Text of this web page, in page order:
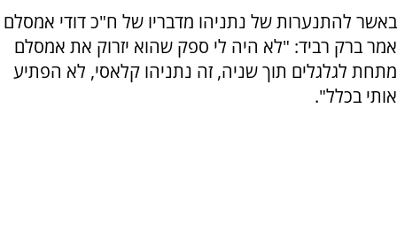
באשר להתנערות של נתניהו מדבריו של ח"כ דודי אמסלם
אמר ברק רביד: "לא היה לי ספק שהוא יזרוק את אמסלם
מתחת לגלגלים תוך שניה, זה נתניהו קלאסי, לא הפתיע
אותי בכלל".